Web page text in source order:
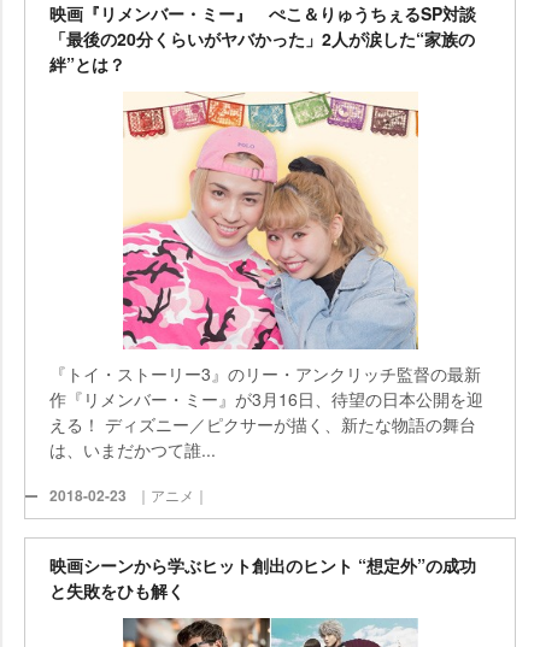
映画『リメンバー・ミー』 ぺこ＆りゅうちぇるSP対談
「最後の20分くらいがヤバかった」2人が涙した“家族の
絆”とは？
『トイ・ストーリー3』のリー・アンクリッチ監督の最新
作『リメンバー・ミー』が3月16日、待望の日本公開を迎
える！ ディズニー／ピクサーが描く、新たな物語の舞台
は、いまだかつて誰...
2018-02-23 ｜アニメ｜
映画シーンから学ぶヒット創出のヒント “想定外”の成功
と失敗をひも解く